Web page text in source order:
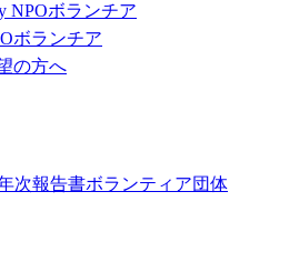
NPOボランチア
ボランチア
の方へ
次報告書ボランティア団体